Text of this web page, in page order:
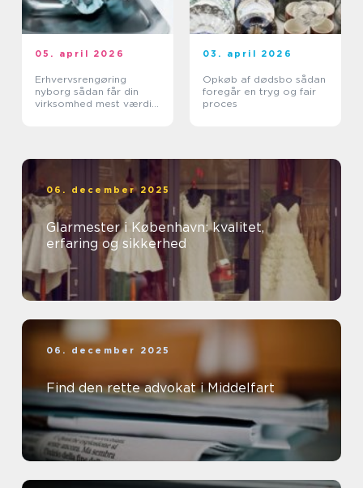
05. april 2026
Erhvervsrengøring
nyborg sådan får din
virksomhed mest værdi
03. april 2026
Opkøb af dødsbo sådan
foregår en tryg og fair
proces
06. december 2025
Glarmester i København: kvalitet,
erfaring og sikkerhed
06. december 2025
Find den rette advokat i Middelfart